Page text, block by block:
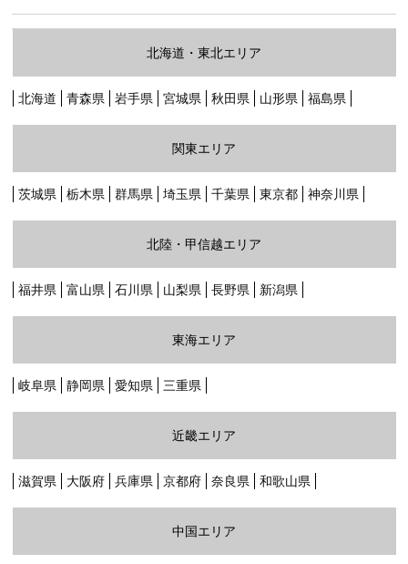
ご利用ガイド
グリーン・ポケット店舗一覧
採用情報
コラム
北海道・東北エリア
北海道 青森県 岩手県 宮城県 秋田県 山形県 福島県
関東エリア
茨城県 栃木県 群馬県 埼玉県 千葉県 東京都 神奈川県
北陸・甲信越エリア
福井県 富山県 石川県 山梨県 長野県 新潟県
東海エリア
岐阜県 静岡県 愛知県 三重県
近畿エリア
滋賀県 大阪府 兵庫県 京都府 奈良県 和歌山県
中国エリア